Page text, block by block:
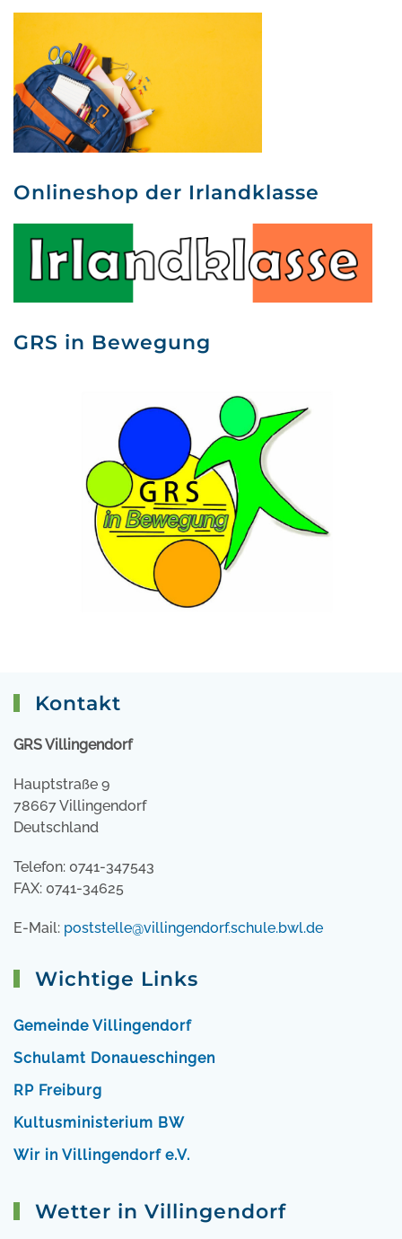
Onlineshop der Irlandklasse
GRS in Bewegung
Kontakt
GRS Villingendorf
Hauptstraße 9
78667 Villingendorf
Deutschland
Telefon: 0741-347543
FAX: 0741-34625
E-Mail: poststelle@villingendorf.schule.bwl.de
Wichtige Links
Gemeinde Villingendorf
Schulamt Donaueschingen
RP Freiburg
Kultusministerium BW
Wir in Villingendorf e.V.
Wetter in Villingendorf